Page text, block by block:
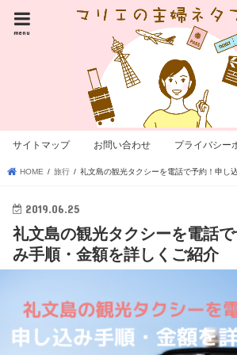
menu
サイトマップ お問い合わせ プライバシー
HOME 旅行 礼文島の観光タクシーを電話で予約！申し
2019.06.25
礼文島の観光タクシーを電話
み手順・金額を詳しくご紹介